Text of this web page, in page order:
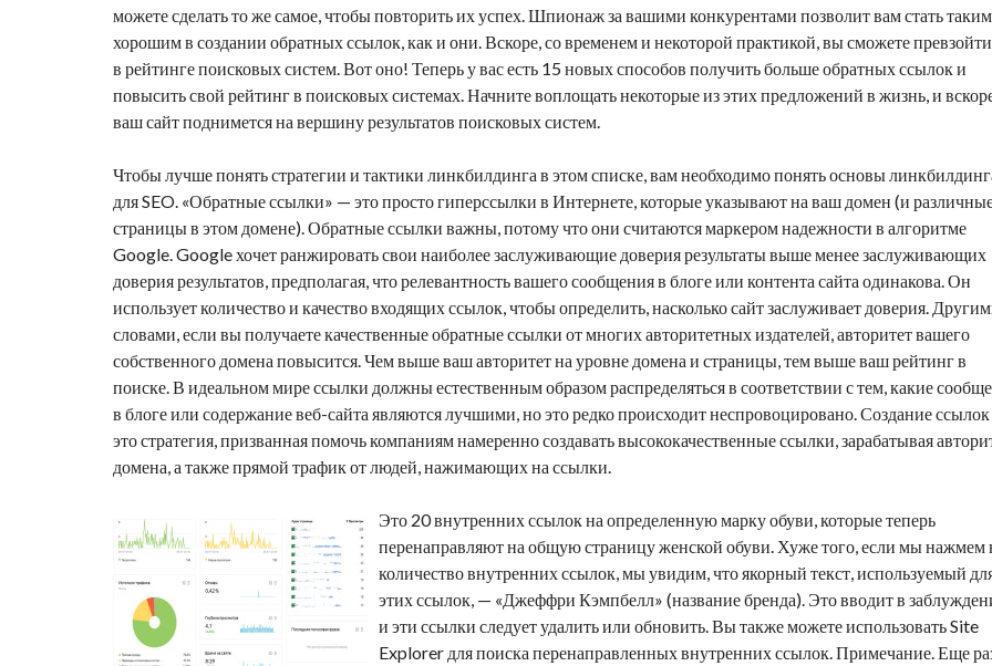
можете сделать то же самое, чтобы повторить их успех. Шпионаж за вашими конкурентами позволит вам стать
хорошим в создании обратных ссылок, как и они. Вскоре, со временем и некоторой практикой, вы сможете
в рейтинге поисковых систем. Вот оно! Теперь у вас есть 15 новых способов получить больше обратных ссылок и
повысить свой рейтинг в поисковых системах. Начните воплощать некоторые из этих предложений в жизнь, и
ваш сайт поднимется на вершину результатов поисковых систем.
Чтобы лучше понять стратегии и тактики линкбилдинга в этом списке, вам необходимо понять основы
для SEO. «Обратные ссылки» — это просто гиперссылки в Интернете, которые указывают на ваш домен (и
страницы в этом домене). Обратные ссылки важны, потому что они считаются маркером надежности в алгоритме
Google. Google хочет ранжировать свои наиболее заслуживающие доверия результаты выше менее заслуживающих
доверия результатов, предполагая, что релевантность вашего сообщения в блоге или контента сайта одинакова. Он
использует количество и качество входящих ссылок, чтобы определить, насколько сайт заслуживает доверия.
словами, если вы получаете качественныеобратные ссылки от многих авторитетных издателей, авторитет вашего
собственного домена повысится. Чем выше ваш авторитет на уровне домена и страницы, тем выше ваш рейтинг в
поиске. В идеальном мире ссылки должны естественным образом распределяться в соответствии с тем, какие
в блоге или содержание веб-сайта являются лучшими, но это редко происходит неспровоцировано. Создание
это стратегия, призванная помочь компаниям намеренно создавать высококачественные ссылки, зарабатывая
домена, а также прямой трафик от людей, нажимающих на ссылки.
Это 20 внутренних ссылок на определенную марку обуви, которые теперь
перенаправляют на общую страницу женской обуви. Хуже того, если мы нажмем
количество внутренних ссылок, мы увидим, что якорный текст, используемый
этих ссылок, — «Джеффри Кэмпбелл» (название бренда). Это вводит в
и эти ссылки следует удалить или обновить. Вы также можете использоватьSite
Explorer для поиска перенаправленных внутренних ссылок. Примечание. Еще